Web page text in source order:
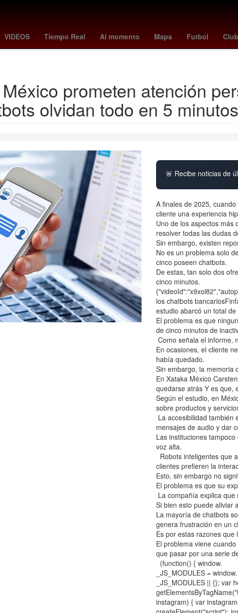
VIDEOS Tiempo Real Al momento Mapa Futbol Club
grêmio - são paulo mcdonalds kpop demon hunters AZ
prometen atención
olvidan todo en 5 minutos
🚨 Recibe noticias de
A finales de 2025,
cliente una experiencia
Uno de los aspectos más
resolver todas las dudas
Sin embargo, existen
No es un problema solo
cinco poseen chatbots.
De estas, tan solo dos
cinco minutos.
los chatbots
estudio abarcó un total
El problema es que
de cinco minutos de
Como señala el informe,
En ocasiones, el cliente
había quedado.
Sin embargo, la memoria
En Xataka México
quedarse atrás Y es que,
Según el estudio, en
sobre productos y
La accesibilidad también
mensajes de audio y dar
Las instituciones
voz alta.
Robots inteligentes que
clientes prefieren la
Esto, sin embargo no
El problema es que su
La compañía explica
Si bien esto puede aliviar
La mayoría de chatbots
genera frustración en un
Es por estas razones
El problema viene
que pasar por una serie
(function() { window.
_JS_MODULES = window.
_JS_MODULES || {}; var
instagram) { var